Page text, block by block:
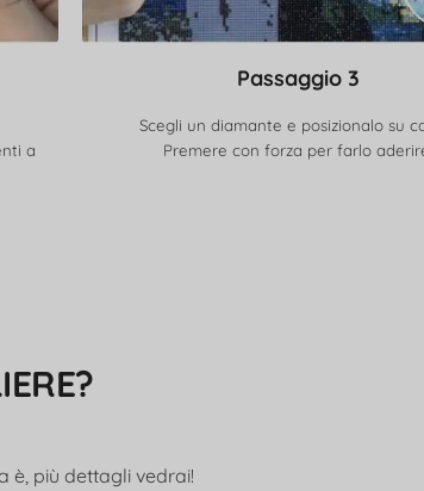
a
Passaggio 3
Scegli un diamante e posizionalo su
Premere con forza per farlo
è, più dettagli vedrai!